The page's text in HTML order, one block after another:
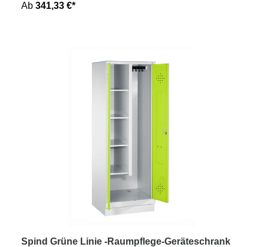
Ab 341,33 €*
Spind Grüne Linie -Raumpflege-Geräteschrank